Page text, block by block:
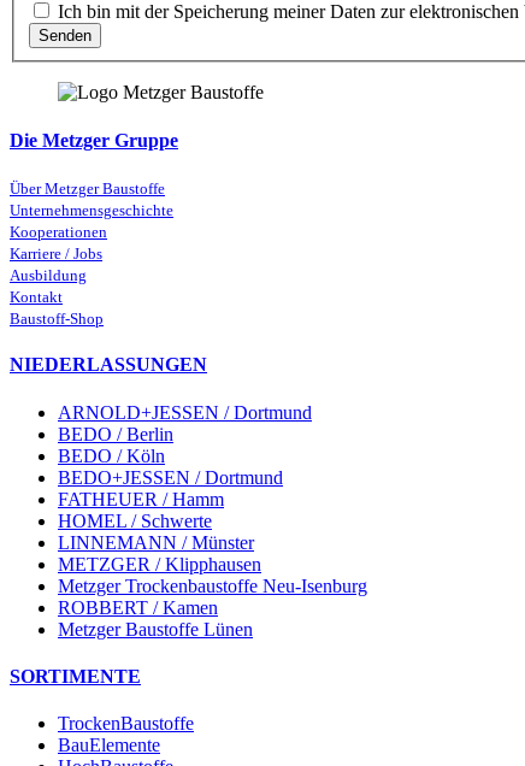
Ich bin mit der Speicherung meiner Daten zur
Die Metzger Gruppe
Über Metzger Baustoffe
Unternehmensgeschichte
Kooperationen
Karriere / Jobs
Ausbildung
Kontakt
Baustoff-Shop
NIEDERLASSUNGEN
ARNOLD+JESSEN / Dortmund
BEDO / Berlin
BEDO / Köln
BEDO+JESSEN / Dortmund
FATHEUER / Hamm
HOMEL / Schwerte
LINNEMANN / Münster
METZGER / Klipphausen
Metzger Trockenbaustoffe Neu-Isenburg
ROBBERT / Kamen
Metzger Baustoffe Lünen
SORTIMENTE
TrockenBaustoffe
BauElemente